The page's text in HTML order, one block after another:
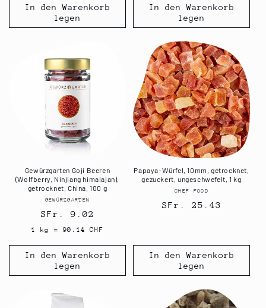
In den Warenkorb
legen
In den Warenkorb
legen
Gewürzgarten Goji Beeren
(Wolfberry, Ninjiang himalajan),
getrocknet, China, 100 g
Anbieter:
GEWÜRZGARTEN
Normaler
Preis
SFr. 9.02
1 kg = 90.14 CHF
In den Warenkorb
legen
Papaya-Würfel, 10mm, getrocknet,
gezuckert, ungeschwefelt, 1 kg
Anbieter:
CHEF FOOD
Normaler
SFr. 25.43
In den Warenkorb
legen